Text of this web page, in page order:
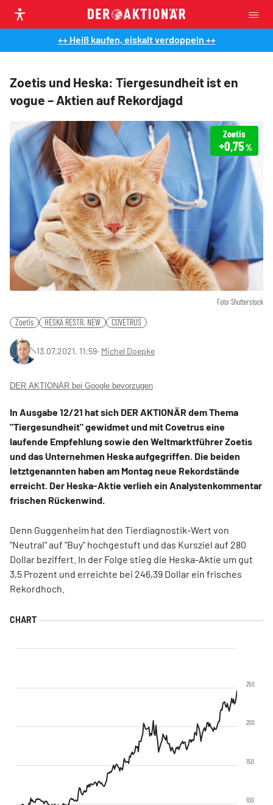
++ Heiß kaufen, eiskalt verdoppeln ++
Zoetis und Heska: Tiergesundheit ist en
vogue – Aktien auf Rekordjagd
Foto: Shutterstock
Zoetis
+0,75%
Zoetis HESKA RESTR. NEW COVETRUS
13.07.2021, 11:59‧ Michel Doepke
DER AKTIONÄR bei Google bevorzugen
In Ausgabe 12/21 hat sich DER AKTIONÄR dem Thema
"Tiergesundheit" gewidmet und mit Covetrus eine
laufende Empfehlung sowie den Weltmarktführer Zoetis
und das Unternehmen Heska aufgegriffen. Die beiden
letztgenannten haben am Montag neue Rekordstände
erreicht. Der Heska-Aktie verlieh ein Analystenkommentar
frischen Rückenwind.
Denn Guggenheim hat den Tierdiagnostik-Wert von
"Neutral" auf "Buy" hochgestuft und das Kursziel auf 280
Dollar beziffert. In der Folge stieg die Heska-Aktie um gut
3,5 Prozent und erreichte bei 246,39 Dollar ein frisches
Rekordhoch.
100
150
200
250